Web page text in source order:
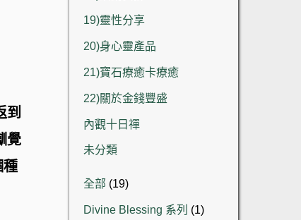
到
覺
種
19)靈性分享
20)身心靈產品
21)寶石療癒卡療癒
22)關於金錢豐盛
內觀十日禪
未分類
全部 1919
產
Divine Blessing 系列 11